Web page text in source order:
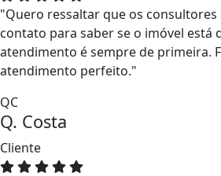
"Quero ressaltar que os
contato para saber se o imóvel está
atendimento é sempre de primeira.
atendimento perfeito."
QC
Q. Costa
Cliente